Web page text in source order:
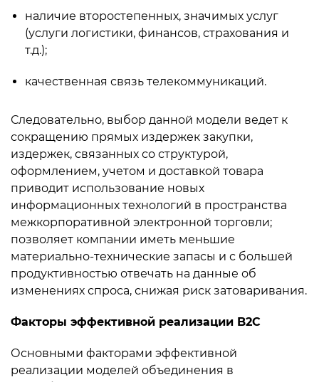
наличие второстепенных, значимых услуг
(услуги логистики, финансов, страхования и
т.д.);
качественная связь телекоммуникаций.
Следовательно, выбор данной модели ведет к
сокращению прямых издержек закупки,
издержек, связанных со структурой,
оформлением, учетом и доставкой товара
приводит использование новых
информационных технологий в пространства
межкорпоративной электронной торговли;
позволяет компании иметь меньшие
материально-технические запасы и с большей
продуктивностью отвечать на данные об
изменениях спроса, снижая риск затоваривания.
Факторы эффективной реализации B2С
Основными факторами эффективной
реализации моделей объединения в